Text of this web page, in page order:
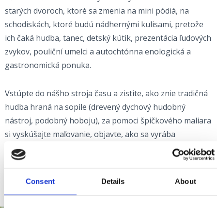
Consent Details About
starých dvoroch, ktoré sa zmenia na mini pódiá, na
schodiskách, ktoré budú nádhernými kulisami, pretože
ich čaká hudba, tanec, detský kútik, prezentácia ľudových
zvykov, pouliční umelci a autochtónna enologická a
gastronomická ponuka.
Vstúpte do nášho stroja času a zistite, ako znie tradičná
hudba hraná na sopile (drevený dychový hudobný
nástroj, podobný hoboju), za pomoci špičkového maliara
si vyskúšajte maľovanie, objavte, ako sa vyrába
vavrínový veniec a ochutnajte jedlo, ktoré si môžete
vychutnať len u nás - crkveniške rupice, samozrejme, v